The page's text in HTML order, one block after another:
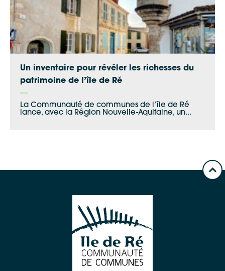
Un inventaire pour révéler les richesses du
patrimoine de l’île de Ré
La Communauté de communes de l’île de Ré
lance, avec la Région Nouvelle-Aquitaine, un...